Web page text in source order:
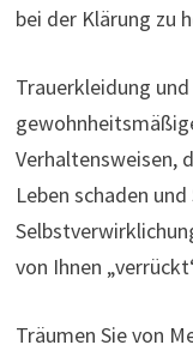
bei der Klärung zu
Trauerkleidung
Verhaltensweisen,
Leben schaden
von Ihnen
Träumen Sie von